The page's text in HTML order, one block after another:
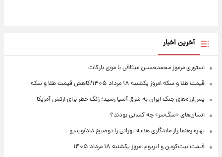
آخرین اخبار
استوری مرموز محمدحسین میثاقی با موی بازکات
قیمت طلا و سکه امروز یکشنبه ۱۸ مرداد ۱۴۰۵/کاهش قیمت طلا و سکه
پس‌لرزه‌های جنگ ایران به شرق آسیا رسید؛ زنگ خطر برای ارتش آمریکا
انسان‌های «سگ‌سر» چه کسانی بودند؟
بهاره رهنما راز ماندگاری هدیه تهرانی را توضیح داد/ویدیو
قیمت بیت‌کوین و اتریوم امروز یکشنبه ۱۸ مرداد ۱۴۰۵